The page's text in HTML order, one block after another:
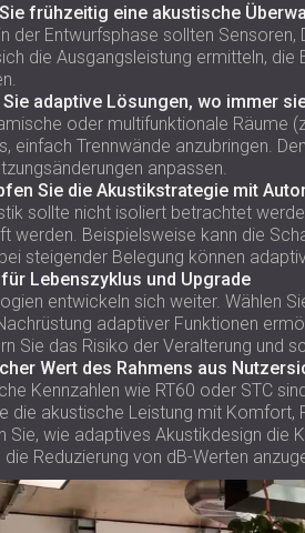
frühzeitig eine akustische
der Entwurfsphase sollten
die Ausgangsleistung ermitteln,
Sie adaptive Lösungen, wo immer
oder multifunktionale Räume
einfach Trennwände anzubringen.
anpassen.
Sie die Akustikstrategie mit
sollte nicht isoliert betrachtet
werden. Beispielsweise kann die
steigender Belegung können
Lebenszyklus und Upgrade
entwickeln sich weiter. Wählen
adaptiver Funktionen
Sie das Risiko der Veralterung und
Wert des Rahmens aus
Kennzahlen wie RT60 oder STC
die akustische Leistung mit Komfort,
Sie, wie adaptives Akustikdesign
die Reduzierung von dB-Werten